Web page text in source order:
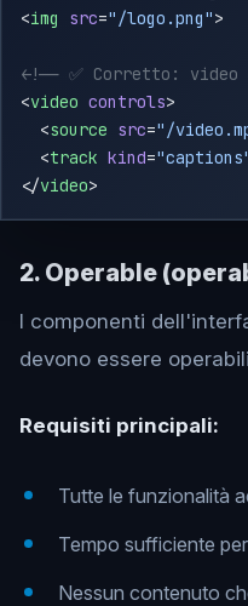
<img src="/logo.png"
<video controls
  <
source src="/
  <
track kind=
</video
2. Operable
I componenti
devono essere
Requisiti principali:
Tutte le funzionalità
Tempo sufficiente
Nessun contenuto